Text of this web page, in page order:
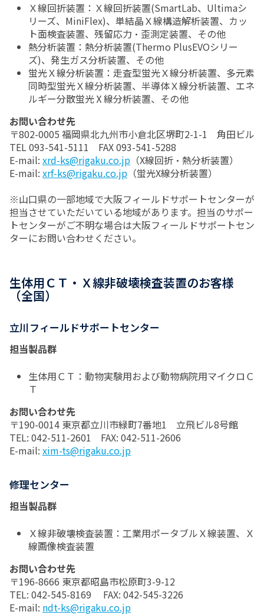
Ｘ線回折装置：Ｘ線回折装置(SmartLab、Ultimaシ
リーズ、MiniFlex)、単結晶Ｘ線構造解析装置、カッ
ト面検査装置、残留応力・歪測定装置、その他
熱分析装置：熱分析装置(Thermo PlusEVOシリー
ズ)、発生ガス分析装置、その他
蛍光Ｘ線分析装置：走査型蛍光Ｘ線分析装置、多元素
同時型蛍光Ｘ線分析装置、半導体Ｘ線分析装置、エネ
ルギー分散蛍光Ⅹ線分析装置、その他
お問い合わせ先
〒802-0005 福岡県北九州市小倉北区堺町2-1-1 角田ビル
TEL 093-541-5111 FAX 093-541-5288
E-mail: xrd-ks@rigaku.co.jp （X線回折・熱分析装置）
E-mail: xrf-ks@rigaku.co.jp （蛍光X線分析装置）
※山口県の一部地域で大阪フィールドサポートセンターが
担当させていただいている地域があります。担当のサポー
トセンターがご不明な場合は大阪フィールドサポートセン
ターにお問い合わせください。
生体用ＣＴ・Ｘ線非破壊検査装置のお客様
（全国）
立川フィールドサポートセンター
担当製品群
生体用ＣＴ：動物実験用および動物病院用マイクロＣ
Ｔ
お問い合わせ先
〒190-0014 東京都立川市緑町7番地1 立飛ビル8号館
TEL: 042-511-2601 FAX: 042-511-2606
E-mail: xim-ts@rigaku.co.jp
修理センター
担当製品群
Ｘ線非破壊検査装置：工業用ポータブルＸ線装置、Ｘ
線画像検査装置
お問い合わせ先
〒196-8666 東京都昭島市松原町3-9-12
TEL: 042-545-8169 FAX: 042-545-3226
E-mail: ndt-ks@rigaku.co.jp